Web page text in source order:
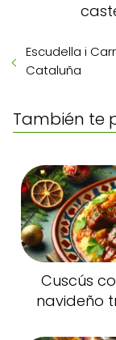
Escudella i
Cataluña
También te
Cuscús
navideño